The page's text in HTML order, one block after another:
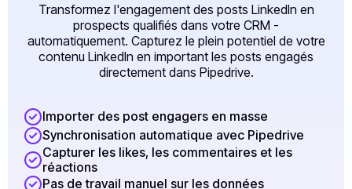
Transformez l'engagement des posts LinkedIn en
prospects qualifiés dans votre CRM -
automatiquement. Capturez le plein potentiel de votre
contenu LinkedIn en important les posts engagés
directement dans Pipedrive.
Importer des post engagers en masse
Synchronisation automatique avec Pipedrive
Capturer les likes, les commentaires et les
réactions
Pas de travail manuel sur les données